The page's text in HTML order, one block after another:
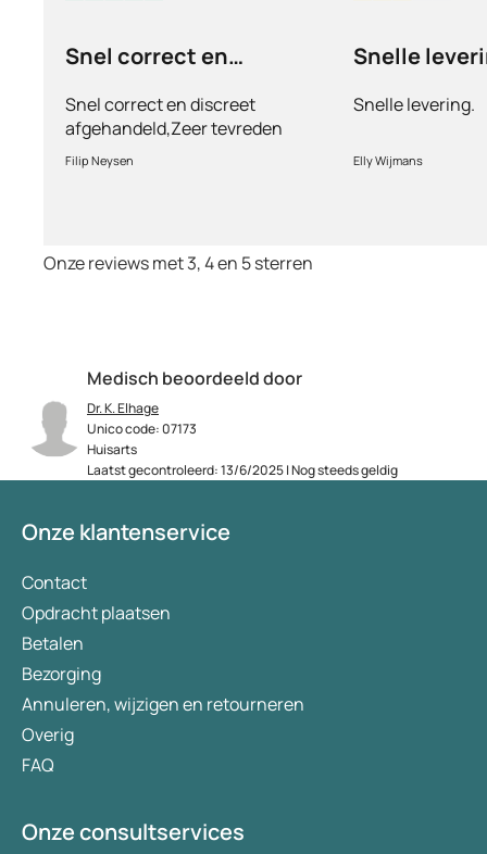
Medisch beoordeeld door
Dr. K. Elhage
Unico code: 07173
Huisarts
Laatst gecontroleerd: 13/6/2025 | Nog steeds geldig
Snel correct en
Snel correct en discreet
afgehandeld,Zeer tevreden
met de service en patiënt
vriendelijkheid.Vermoedelijk
Filip Neysen
Snelle
Snelle levering.
Elly Wijmans
Onze reviews met 3, 4 en 5 sterren
Onze klantenservice
Contact
Opdracht plaatsen
Betalen
Bezorging
Annuleren, wijzigen en retourneren
Overig
FAQ
Onze consultservices